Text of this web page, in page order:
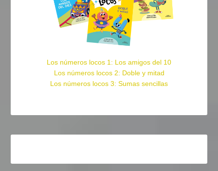
Los números locos 1: Los amigos del 10
Los números locos 2: Doble y mitad
Los números locos 3: Sumas sencillas